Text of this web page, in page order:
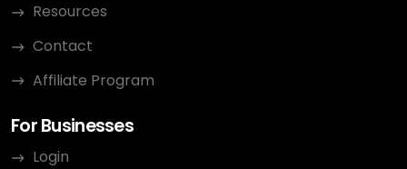
Resources
Contact
Affiliate Program
For Businesses
Login